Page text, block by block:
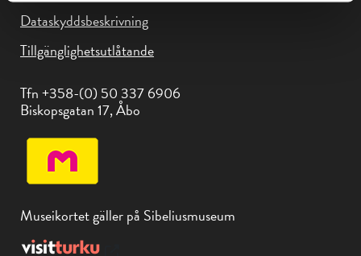
Dataskyddsbeskrivning
Tillgänglighetsutlåtande
Tfn +358-(0) 50 337 6906
Biskopsgatan 17, Åbo
Museikortet gäller på Sibeliusmuseum